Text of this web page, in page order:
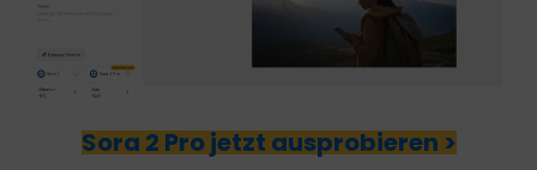
Sora 2 Pro jetzt ausprobieren >